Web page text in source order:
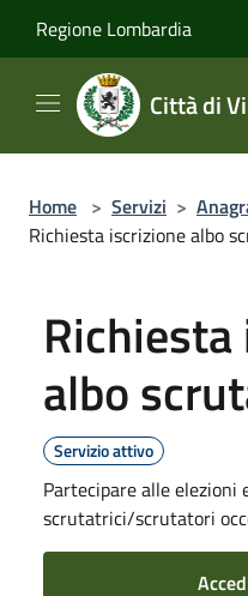
Regione Lombardia
Città di
Home > Servizi >
Richiesta iscrizione albo
albo
Servizio attivo
Partecipare alle elezioni
scrutatrici/scrutatori